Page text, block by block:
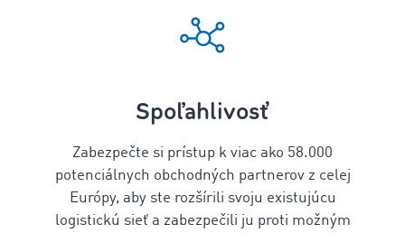
Spoľahlivosť
Zabezpečte si prístup k viac ako 58.000
potenciálnych obchodných partnerov z celej
Európy, aby ste rozšírili svoju existujúcu
logistickú sieť a zabezpečili ju proti možným